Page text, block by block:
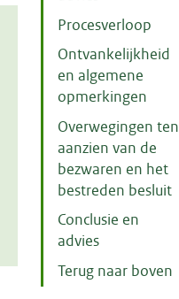
Procesverloop
Ontvankelijkheid
en algemene
opmerkingen
Overwegingen ten
aanzien van de
bezwaren en het
bestreden besluit
Conclusie en
advies
Terug naar boven